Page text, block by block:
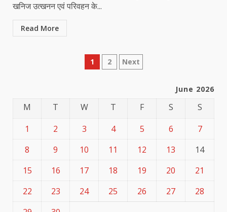
खनिज उत्खनन एवं परिवहन के...
Read More
Posts
1 2 Next
June 2026
M T W T F S
S
1
2 3 4 5 6
7
8
9 10 11 12 13
14
15
16 17 18 19 20
21
22
23 24 25 26 27
28